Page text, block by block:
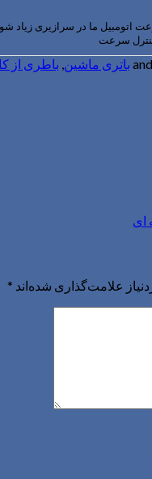
اتومبیل ما در سرازیری زیاد
سرعت
باتری ماشین, باطری از
ای
علامت‌گذاری شده‌اند *